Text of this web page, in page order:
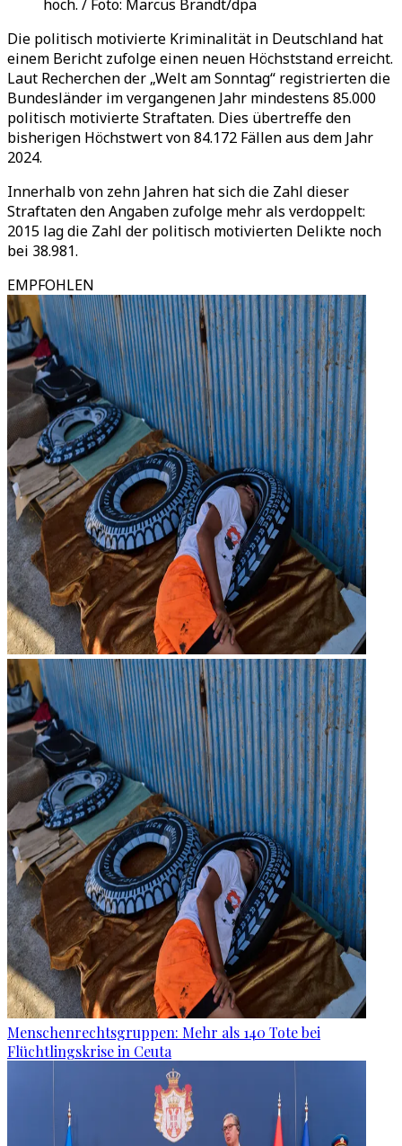
hoch. / Foto: Marcus Brandt/dpa
Die politisch motivierte Kriminalität in Deutschland hat
einem Bericht zufolge einen neuen Höchststand erreicht.
Laut Recherchen der „Welt am Sonntag“ registrierten die
Bundesländer im vergangenen Jahr mindestens 85.000
politisch motivierte Straftaten. Dies übertreffe den
bisherigen Höchstwert von 84.172 Fällen aus dem Jahr
2024.
Innerhalb von zehn Jahren hat sich die Zahl dieser
Straftaten den Angaben zufolge mehr als verdoppelt:
2015 lag die Zahl der politisch motivierten Delikte noch
bei 38.981.
EMPFOHLEN
Menschenrechtsgruppen: Mehr als 140 Tote bei
Flüchtlingskrise in Ceuta